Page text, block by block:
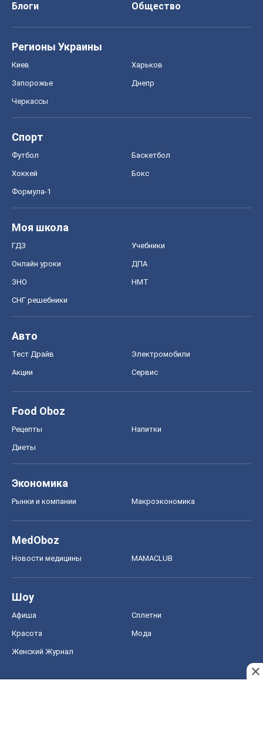
Блоги
Общество
Регионы Украины
Киев Харьков
Запорожье Днепр
Черкассы
Спорт
Футбол Баскетбол
Хоккей Бокс
Формула-1
Моя школа
ГДЗ Учебники
Онлайн уроки ДПА
ЗНО НМТ
СНГ решебники
Авто
Тест Драйв Электромобили
Акции Сервис
Food Oboz
Рецепты Напитки
Диеты
Экономика
Рынки и компании Mакроэкономика
MedOboz
Новости медицины MAMACLUB
Шоу
Афиша Сплетни
Красота Мода
Женский Журнал